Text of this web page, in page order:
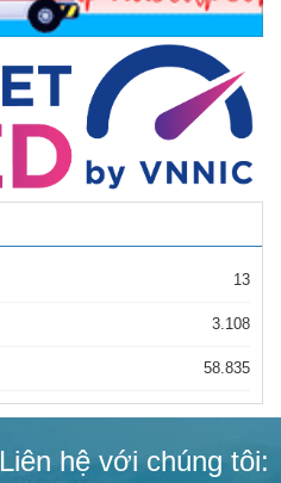
13
3.108
58.835
Liên hệ với chúng tôi: